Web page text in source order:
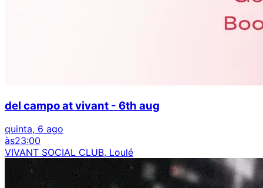
del campo at vivant - 6th aug
quinta, 6 ago
às23:00
VIVANT SOCIAL CLUB, Loulé